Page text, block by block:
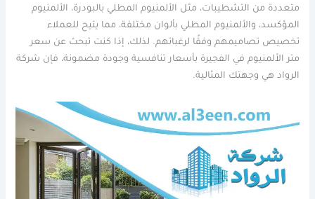
متعددة من التشطيبات، مثل الألمنيوم المطلي بالبودرة، الألمنيوم
المؤكسد، والألمنيوم المطلي بألوان مختلفة، مما يتيح للعملاء
تخصيص تصاميمهم وفقًا لرغباتهم. لذلك، إذا كنت تبحث عن سعر
متر الألمنيوم في الفجيرة بأسعار تنافسية وجودة مضمونة، فإن شركة
الرواد هي وجهتك المثالية.